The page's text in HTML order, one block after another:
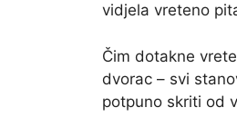
vidjela vreteno
Čim dotakne
dvorac – svi
potpuno skriti od